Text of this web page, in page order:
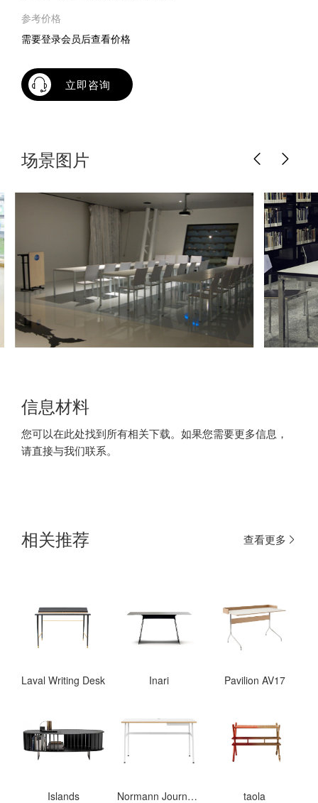
参考价格
需要登录会员后查看价格
立即咨询
场景图片
信息材料
您可以在此处找到所有相关下载。如果您需要更多信息，
请直接与我们联系。
相关推荐 查看更多
Laval Writing Desk Inari Pavilion AV17
Islands Normann Journal Desk taola